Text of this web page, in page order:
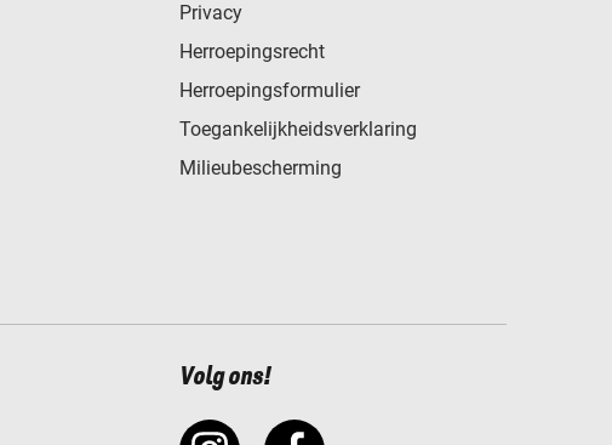
Privacy
Herroepingsrecht
Herroepingsformulier
Toegankelijkheidsverklaring
Milieubescherming
Volg ons!